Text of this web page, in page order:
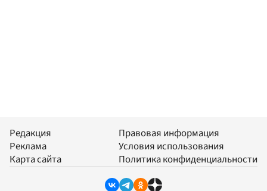
Редакция
Реклама
Карта сайта
Правовая информация
Условия использования
Политика конфиденциальности